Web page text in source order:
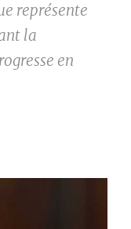
représente
la
en